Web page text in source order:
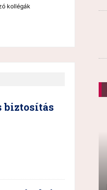
kollégák
biztosítás